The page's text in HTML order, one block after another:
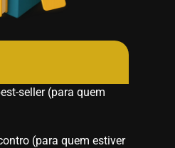
seller (para quem
(para quem estiver